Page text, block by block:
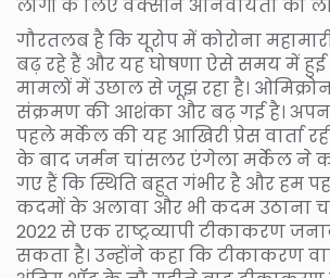
लोगों के लिए वैक्सीन अनिवार्यता को
गौरतलब है कि यूरोप में कोरोना
बढ़ रहे हैं और यह घोषणा ऐसे समय में हुई
मामलों में उछाल से जूझ रहा है।
संक्रमण की आशंका और बढ़ गई है।
पहले मर्केल की यह आखिरी प्रेस वार्ता
के बाद जर्मन चांसलर एंगेला मर्केल ने
गए हैं कि स्थिति बहुत गंभीर है और हम
कदमों के अलावा और भी कदम उठाना
2022 से एक राष्ट्रव्यापी टीकाकरण
सकता है। उन्होंने कहा कि टीकाकरण